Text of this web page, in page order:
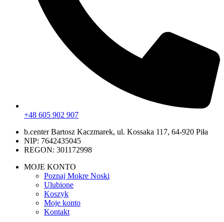
+48 605 902 907
b.center Bartosz Kaczmarek, ul. Kossaka 117, 64-920 Piła
NIP: 7642435045
REGON: 301172998
MOJE KONTO
Poznaj Mokre Noski
Ulubione
Koszyk
Moje konto
Kontakt